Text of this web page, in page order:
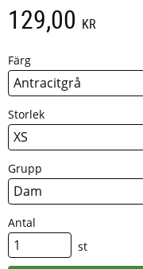
129,00 KR
Färg
Storlek
Grupp
Antal
st